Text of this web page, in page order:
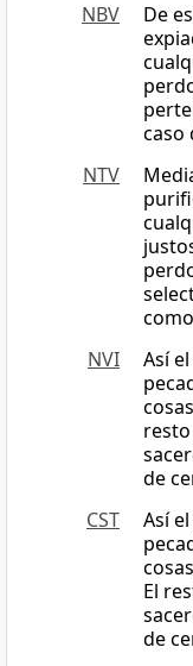
NBV
De
caso
NTV
NVI
Así
de
CST
Así
El
de